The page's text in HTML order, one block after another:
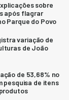
sobre
após flagrar
Parque do Povo
variação de
de João
de 53,68% no
pesquisa de itens